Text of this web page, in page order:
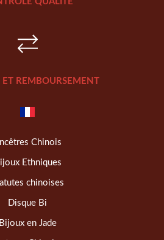
ET REMBOURSEMENT
Chinois
Ethniques
chinoises
Disque Bi
Bijoux en Jade